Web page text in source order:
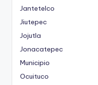
Jantetelco
Jiutepec
Jojutla
Jonacatepec
Municipio
Ocuituco